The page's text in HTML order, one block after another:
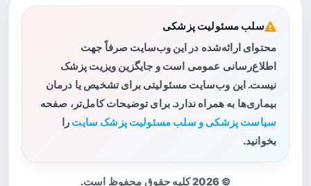
سلب مسئولیت پزشکی
محتوای ارائه‌شده در این وب‌سایت صرفاً جهت
اطلاع‌رسانی عمومی است و جایگزین ویزیت پزشک
نیست. این وب‌سایت مسئولیتی برای تشخیص یا درمان
بیماری‌ها به همراه ندارد. برای توضیحات کامل‌تر، صفحه
سیاست پزشکی و سلب مسئولیت پزشک سایت را
بخوانید.
© 2026 کلیه حقوق محفوظ است.